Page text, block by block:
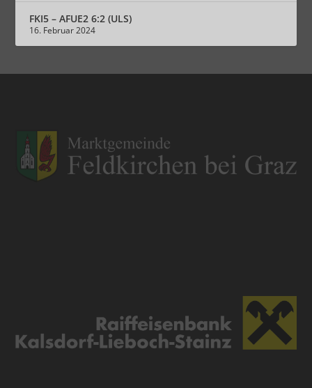
FKI5 – AFUE2 6:2 (ULS)
16. Februar 2024